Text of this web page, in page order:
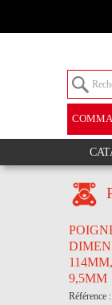
9,5MM
Référence :